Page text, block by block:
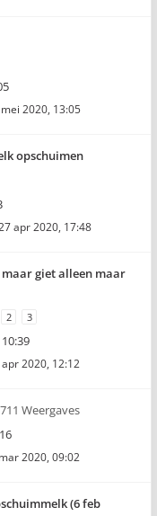
2020, 13:05
opschuimen
apr 2020, 17:48
giet alleen maar
2 3
2020, 12:12
Weergaves
2020, 09:02
(6 feb